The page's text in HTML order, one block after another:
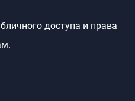
доступа и права